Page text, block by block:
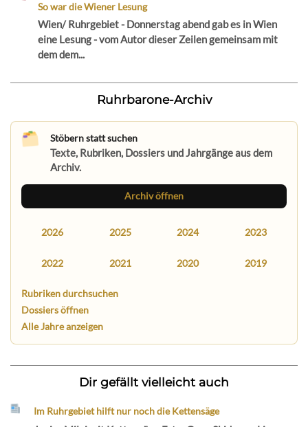
So war die Wiener Lesung
Wien/ Ruhrgebiet - Donnerstag abend gab es in Wien
eine Lesung - vom Autor dieser Zeilen gemeinsam mit
dem dem...
Ruhrbarone-Archiv
Stöbern statt suchen
Texte, Rubriken, Dossiers und Jahrgänge aus dem
Archiv.
Archiv öffnen
2026 2025 2024 2023
2022 2021 2020 2019
Rubriken durchsuchen
Dossiers öffnen
Alle Jahre anzeigen
Dir gefällt vielleicht auch
Im Ruhrgebiet hilft nur noch die Kettensäge